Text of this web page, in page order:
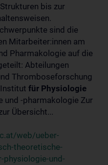
bis zur
sind die
Mitarbeiter:innen am
Pharmakologie auf die
Abteilungen
Thromboseforschung
für Physiologie
und -pharmakologie Zur
Übersicht...
web/ueber-
theoretische-
physiologie-und-